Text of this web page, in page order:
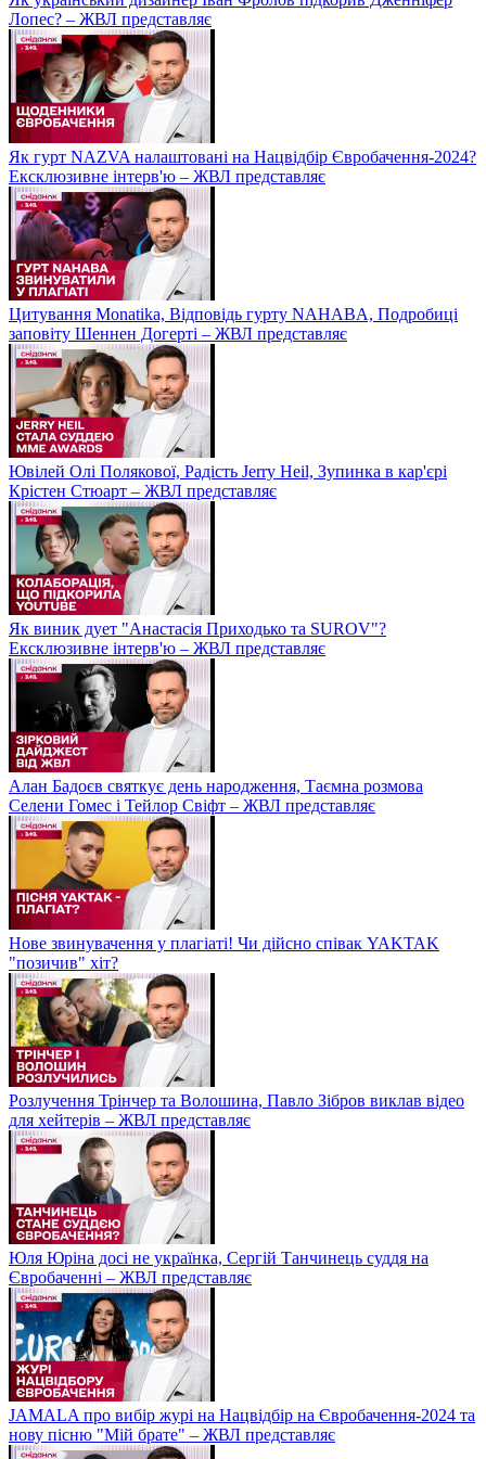
Лопес? – ЖВЛ представляє
Як гурт NAZVA налаштовані на Нацвідбір Євробачення-2024?
Ексклюзивне інтерв'ю – ЖВЛ представляє
Цитування Monatikа, Відповідь гурту NAHABA, Подробиці
заповіту Шеннен Догерті – ЖВЛ представляє
Ювілей Олі Полякової, Радість Jerry Heil, Зупинка в кар'єрі
Крістен Стюарт – ЖВЛ представляє
Як виник дует "Анастасія Приходько та SUROV"?
Ексклюзивне інтерв'ю – ЖВЛ представляє
Алан Бадоєв святкує день народження, Таємна розмова
Селени Гомес і Тейлор Свіфт – ЖВЛ представляє
Нове звинувачення у плагіаті! Чи дійсно співак YAKTAK
"позичив" хіт?
Розлучення Трінчер та Волошина, Павло Зібров виклав відео
для хейтерів – ЖВЛ представляє
Юля Юріна досі не українка, Сергій Танчинець суддя на
Євробаченні – ЖВЛ представляє
JAMALA про вибір журі на Нацвідбір на Євробачення-2024 та
нову пісню "Мій брате" – ЖВЛ представляє